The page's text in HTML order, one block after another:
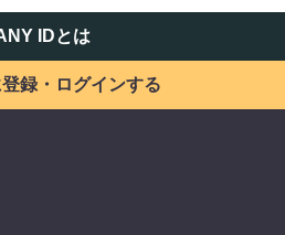
IDとは
録・ログインする